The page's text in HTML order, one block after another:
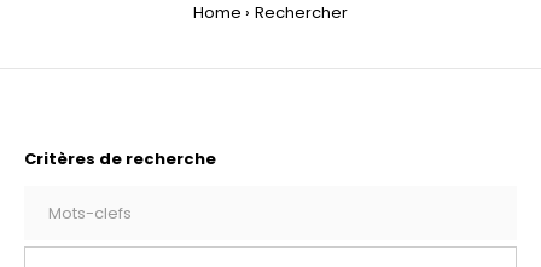
Home Rechercher
Critères de recherche